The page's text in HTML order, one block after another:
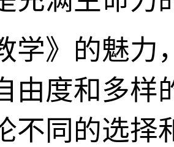
学》的魅
由度和多样
不同的选择